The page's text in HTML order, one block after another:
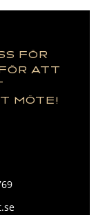
FÖR
ATT
MÖTE!